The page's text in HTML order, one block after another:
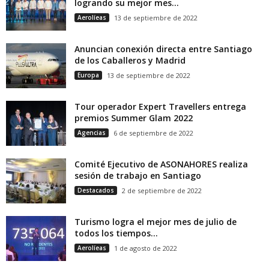
logrando su mejor mes...
Aerolíeas 13 de septiembre de 2022
Anuncian conexión directa entre Santiago
de los Caballeros y Madrid
Europa 13 de septiembre de 2022
Tour operador Expert Travellers entrega
premios Summer Glam 2022
Agencias 6 de septiembre de 2022
Comité Ejecutivo de ASONAHORES realiza
sesión de trabajo en Santiago
Destacados 2 de septiembre de 2022
Turismo logra el mejor mes de julio de
todos los tiempos...
Aerolíeas 1 de agosto de 2022